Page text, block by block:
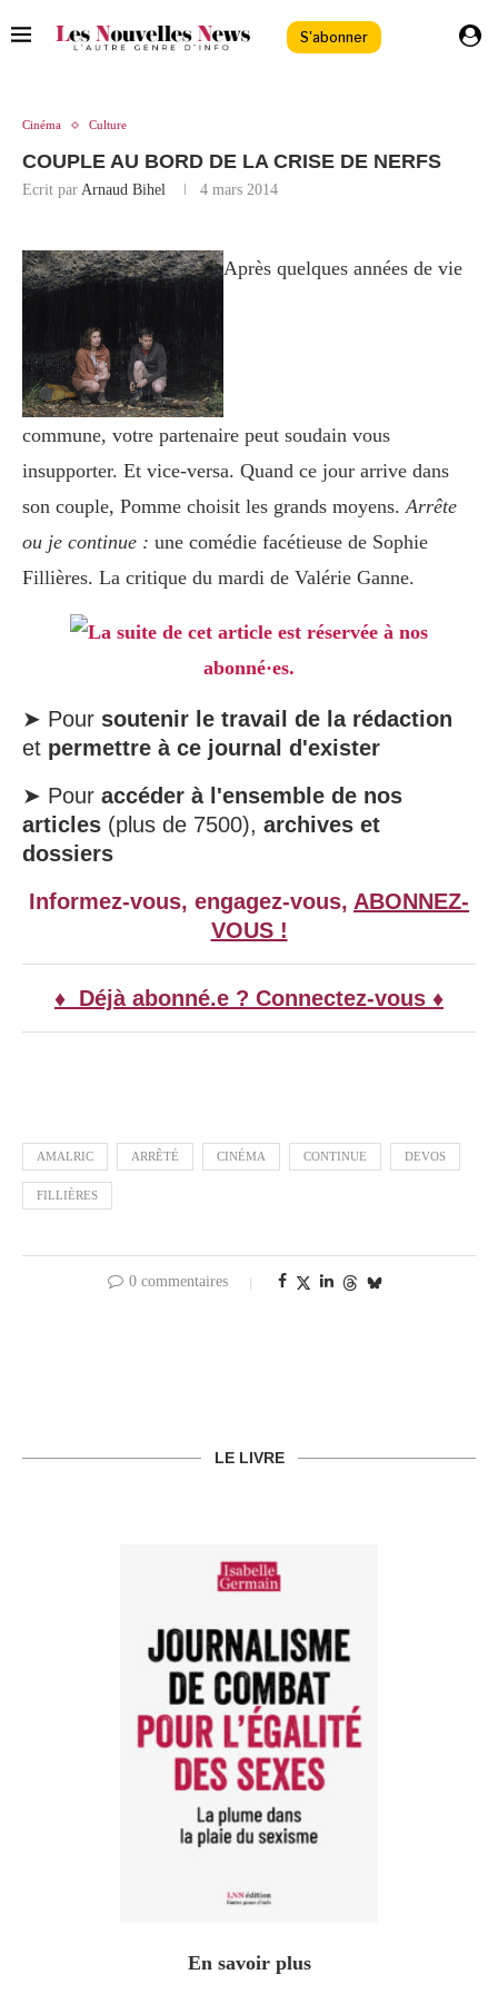
S'abonner
Cinéma Culture
COUPLE AU BORD DE LA CRISE DE NERFS
Ecrit par Arnaud Bihel 4 mars 2014
Après quelques années de vie
commune, votre partenaire peut soudain vous
insupporter. Et vice-versa. Quand ce jour arrive dans
son couple, Pomme choisit les grands moyens.Arrête
ou je continue : une comédie facétieuse de Sophie
Fillières. La critique du mardi de Valérie Ganne.
La suite de cet article est réservée à nos
abonné·es.
➤ Pour soutenir le travail de la rédaction
et permettre à ce journal d'exister
➤ Pour accéder à l'ensemble de nos
articles (plus de 7500), archives et
dossiers
Informez-vous, engagez-vous, ABONNEZ-
VOUS !
♦ Déjà abonné.e ? Connectez-vous ♦
AMALRIC ARRÊTÉ CINÉMA CONTINUE DEVOS
FILLIÈRES
0 commentaires
LE LIVRE
En savoir plus